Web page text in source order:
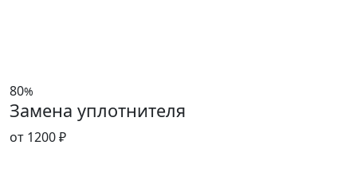
80%
Замена уплотнителя
от 1200 ₽